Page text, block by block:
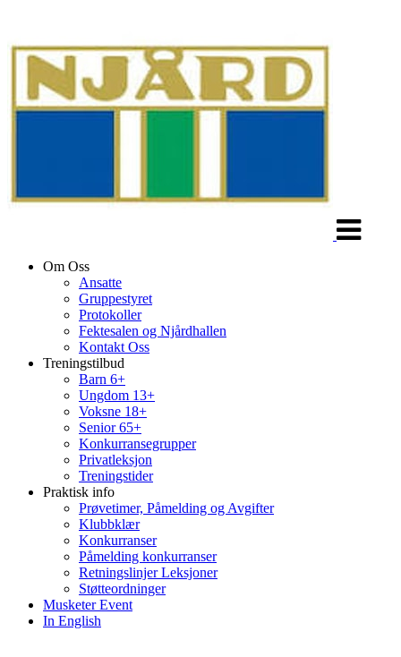
Om Oss
Ansatte
Gruppestyret
Protokoller
Fektesalen og Njårdhallen
Kontakt Oss
Treningstilbud
Barn 6+
Ungdom 13+
Voksne 18+
Senior 65+
Konkurransegrupper
Privatleksjon
Treningstider
Praktisk info
Prøvetimer, Påmelding og Avgifter
Klubbklær
Konkurranser
Påmelding konkurranser
Retningslinjer Leksjoner
Støtteordninger
Musketer Event
In English